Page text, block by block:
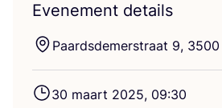
Evenement details
Paards­de­merstraat 9, 3500
30 maart 2025, 09:30